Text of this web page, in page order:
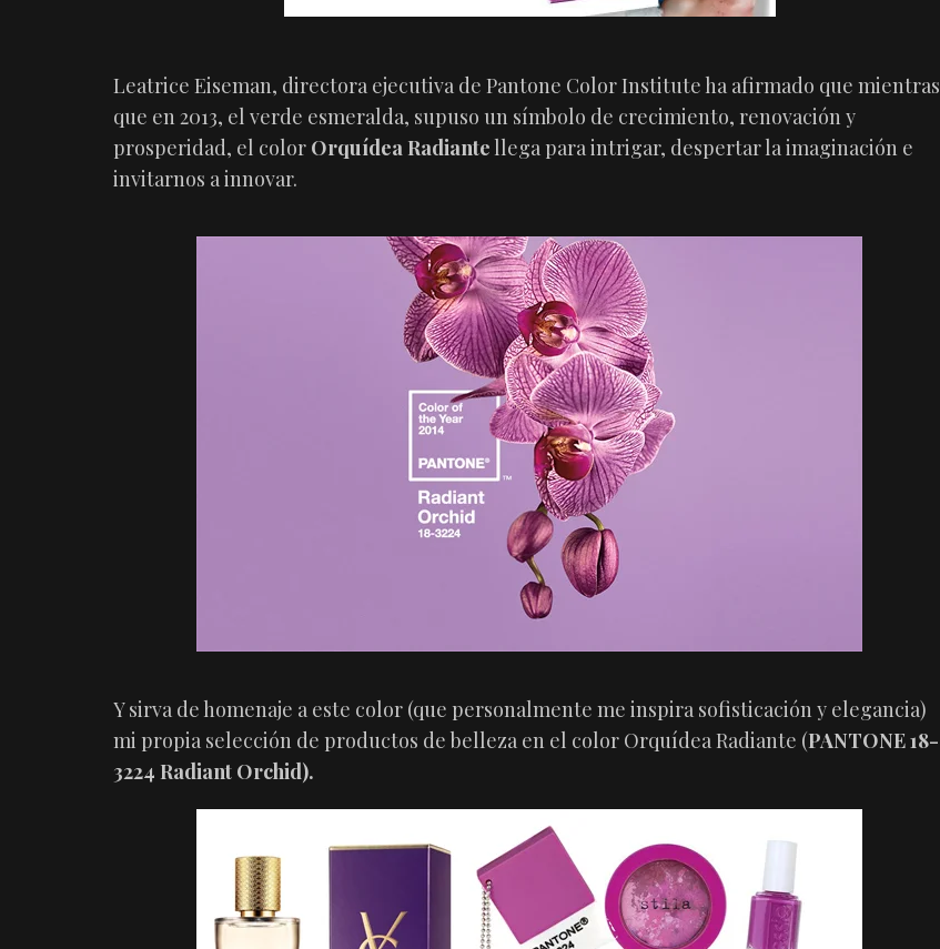
Leatrice Eiseman, directora ejecutiva de Pantone Color Institute ha afirmado que mientras
que en 2013, el verde esmeralda, supuso un símbolo de crecimiento, renovación y
prosperidad, el color Orquídea Radiantellega para intrigar, despertar la imaginación e
invitarnos a innovar.
Y sirva de homenaje a este color (que personalmente me inspira sofisticación y elegancia)
mi propia selección de productos de belleza en el color Orquídea Radiante (PANTONE 18-
3224 Radiant Orchid).